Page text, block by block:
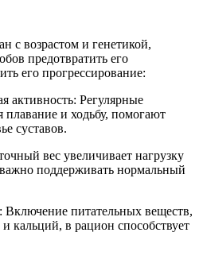
с возрастом и генетикой,
предотвратить его
его прогрессирование:
активность: Регулярные
и ходьбу, помогают
суставов.
вес увеличивает нагрузку
поддерживать нормальный
Включение питательных веществ,
кальций, в рацион способствует